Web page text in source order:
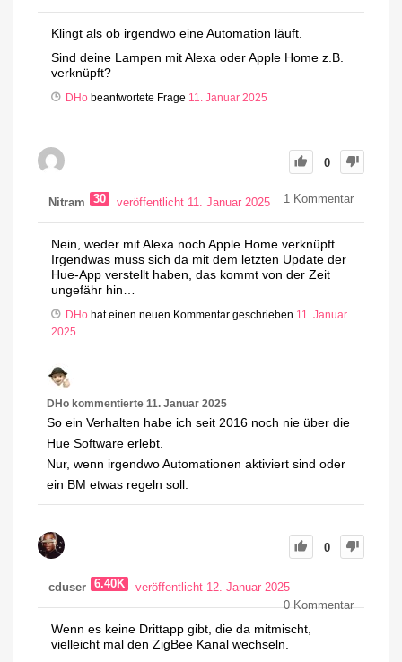
Klingt als ob irgendwo eine Automation läuft.
Sind deine Lampen mit Alexa oder Apple Home z.B.
verknüpft?
DHo beantwortete Frage 11. Januar 2025
0
Nitram 30 veröffentlicht 11. Januar 2025 1 Kommentar
Nein, weder mit Alexa noch Apple Home verknüpft.
Irgendwas muss sich da mit dem letzten Update der
Hue-App verstellt haben, das kommt von der Zeit
ungefähr hin…
DHo hat einen neuen Kommentar geschrieben 11. Januar
2025
DHo kommentierte 11. Januar 2025
So ein Verhalten habe ich seit 2016 noch nie über die
Hue Software erlebt.
Nur, wenn irgendwo Automationen aktiviert sind oder
ein BM etwas regeln soll.
0
cduser 6.40K
veröffentlicht 12. Januar 2025
0Kommentar
Wenn es keine Drittapp gibt, die da mitmischt,
vielleicht mal den ZigBee Kanal wechseln.